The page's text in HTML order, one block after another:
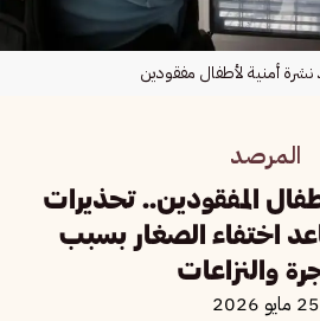
المرصد
المفقودين.. تحذيرات
اختفاء الصغار بسبب
والنزاعات
25 مايو 2026
أمنية لأطفال مفقودين